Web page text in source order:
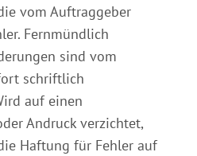
vom Auftraggeber
Fernmündlich
sind vom
schriftlich
auf einen
Andruck verzichtet,
Haftung für Fehler auf